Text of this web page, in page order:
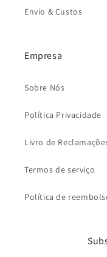
Envio & Custos
Empresa
Sobre Nós
Política Privacidade
Livro de
Termos de serviço
Política de